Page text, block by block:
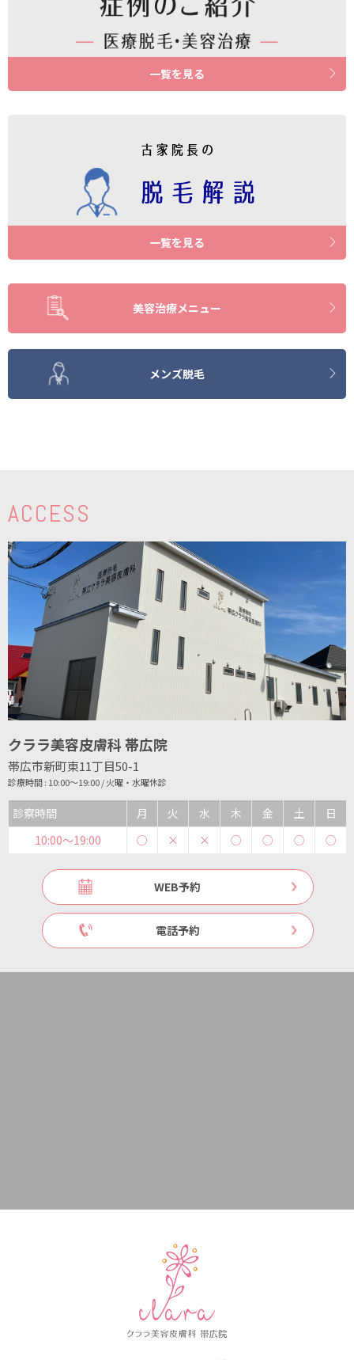
一覧を見る
一覧を見る
美容治療メニュー
メンズ脱毛
ACCESS
クララ美容皮膚科 帯広院
帯広市新町東11丁目50-1
診療時間 : 10:00～19:00 / 火曜・水曜休診
診察時間 月 火 水 木 金 土
日
10:00〜19:00
○ × × ○ ○ ○ ○
WEB予約
電話予約